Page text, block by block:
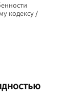
кодексу /